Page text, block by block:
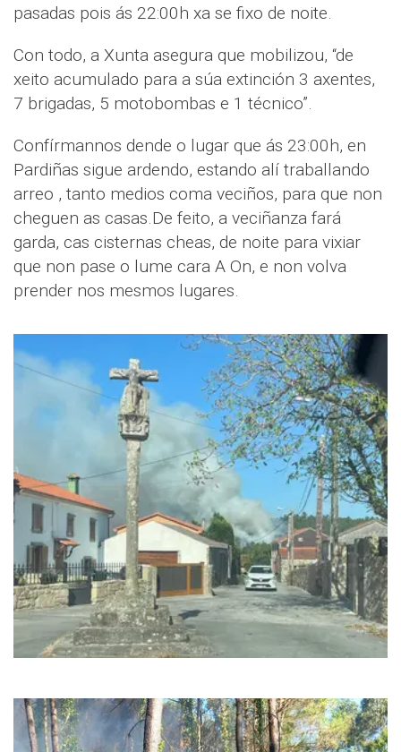
pasadas pois ás 22:00h xa se fixo de noite.
Con todo, a Xunta asegura que mobilizou, “de
xeito acumulado para a súa extinción 3 axentes,
7 brigadas, 5 motobombas e 1 técnico”.
Confírmannos dende o lugar que ás 23:00h, en
Pardiñas sigue ardendo, estando alí traballando
arreo , tanto medios coma veciños, para que non
cheguen as casas.De feito, a veciñanza fará
garda, cas cisternas cheas, de noite para vixiar
que non pase o lume cara A On, e non volva
prender nos mesmos lugares.